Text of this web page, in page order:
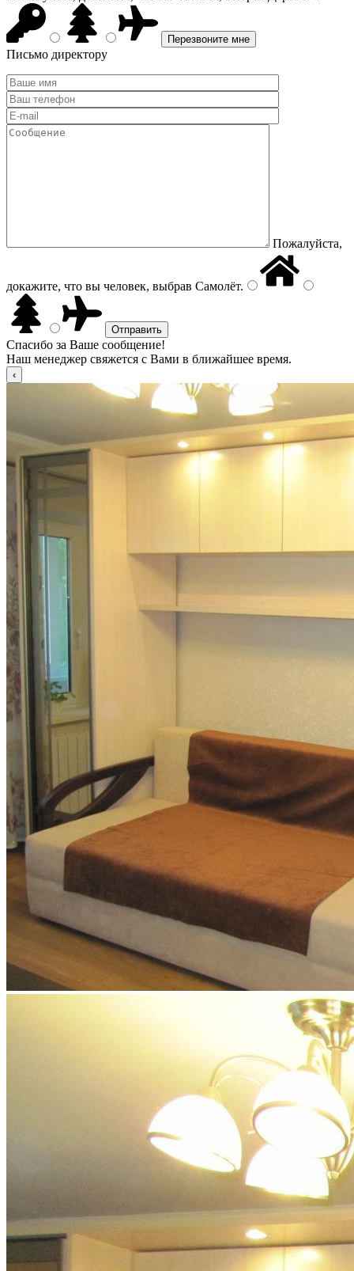
Письмо директору
Пожалуйста,
докажите, что вы человек, выбрав Самолёт.
Спасибо за Ваше сообщение!
Наш менеджер свяжется с Вами в ближайшее время.